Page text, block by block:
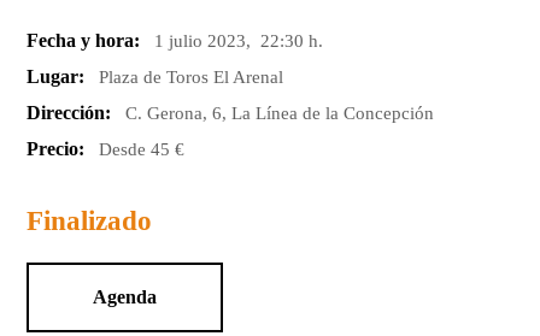
Fecha y hora: 1 julio 2023, 22:30 h.
Lugar: Plaza de Toros El Arenal
Dirección: C. Gerona, 6, La Línea de la Concepción
Precio: Desde 45 €
Finalizado
Agenda